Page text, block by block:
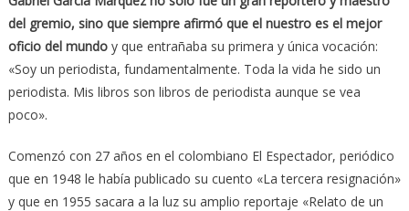
del gremio, sino que siempre afirmó que el nuestro es el mejor
oficio del mundoy que entrañaba su primera y única vocación:
«Soy un periodista, fundamentalmente. Toda la vida he sido un
periodista. Mis libros son libros de periodista aunque se vea
poco».
Comenzó con 27 años en el colombiano El Espectador, periódico
que en 1948 le había publicado su cuento «La tercera resignación»
y que en 1955 sacara a la luz su amplio reportaje «Relato de un